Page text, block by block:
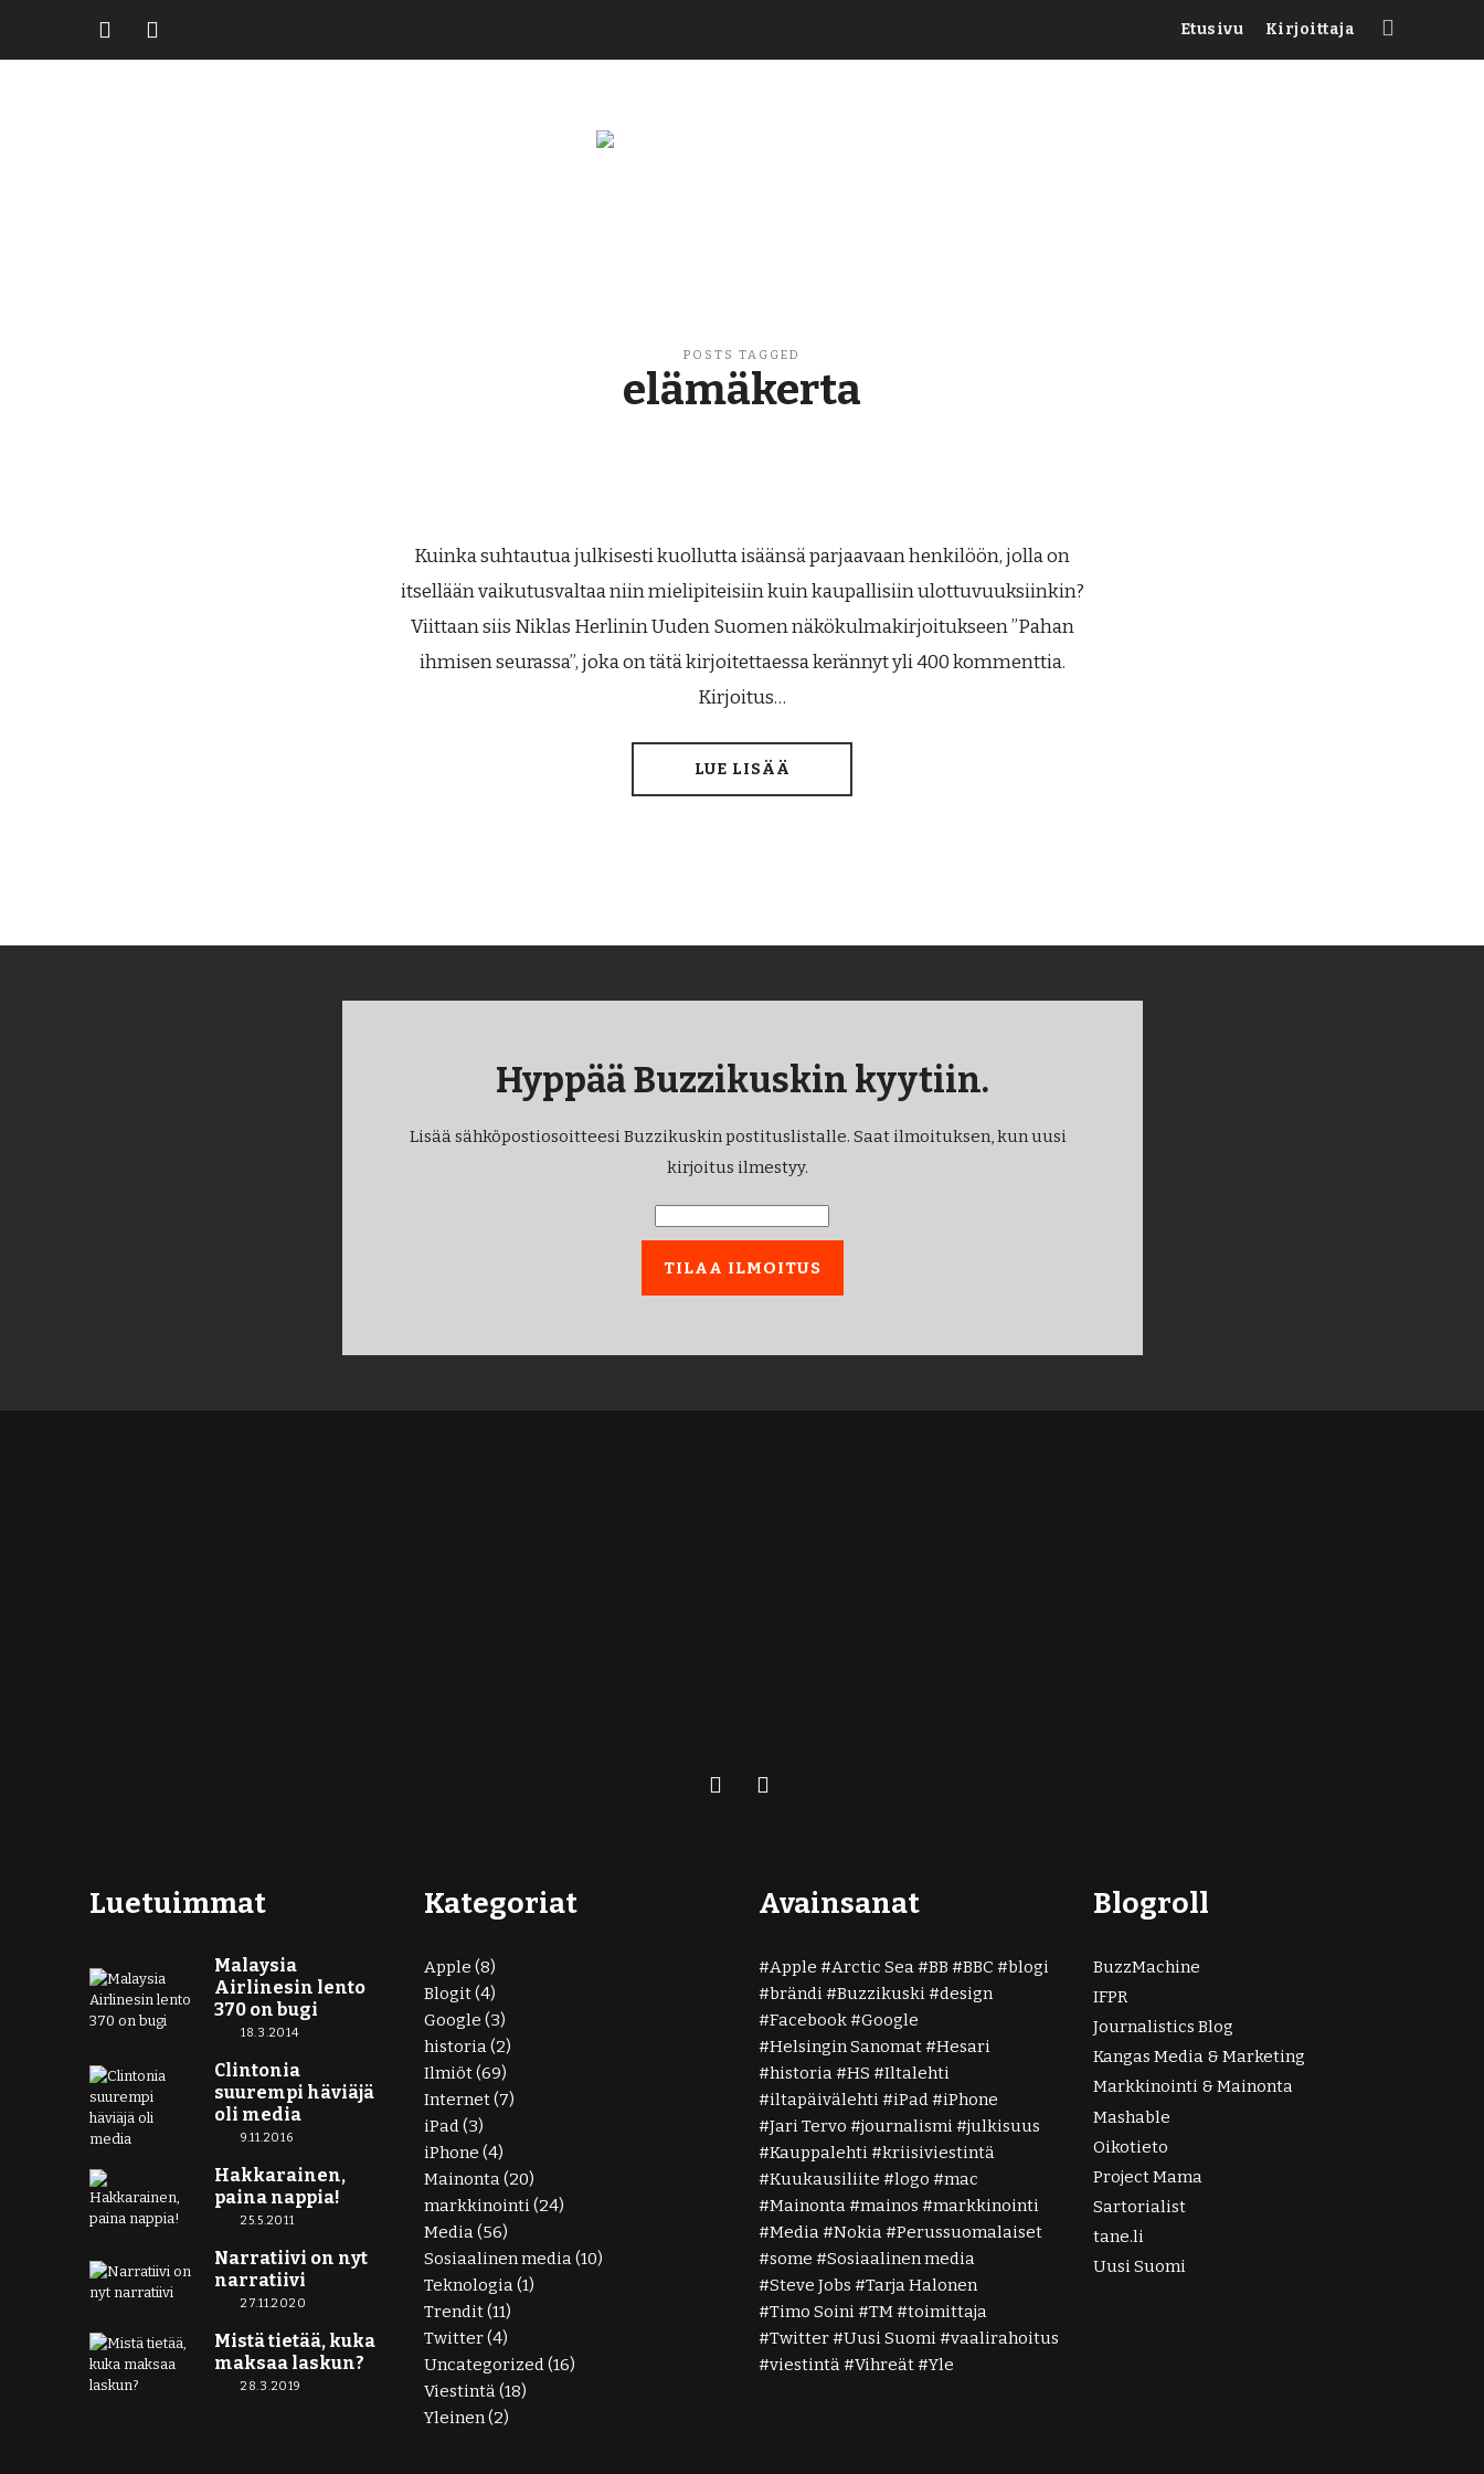
Etusivu Kirjoittaja
Buzzikuski
POSTS TAGGED
elämäkerta
Kuinka suhtautua julkisesti kuollutta isäänsä parjaavaan henkilöön, jolla on
itsellään vaikutusvaltaa niin mielipiteisiin kuin kaupallisiin ulottuvuuksiinkin?
Viittaan siis Niklas Herlinin Uuden Suomen näkökulmakirjoitukseen ”Pahan
ihmisen seurassa”, joka on tätä kirjoitettaessa kerännyt yli 400 kommenttia.
Kirjoitus…
LUE LISÄÄ
Hyppää Buzzikuskin kyytiin.
Lisää sähköpostiosoitteesi Buzzikuskin postituslistalle. Saat ilmoituksen, kun uusi
kirjoitus ilmestyy.
Luetuimmat
Malaysia
Airlinesin lento
370 on bugi
18.3.2014
Clintonia
suurempi häviäjä
oli media
9.11.2016
Hakkarainen,
paina nappia!
25.5.2011
Narratiivi on nyt
narratiivi
27.11.2020
Mistä tietää, kuka
maksaa laskun?
28.3.2019
Kategoriat
Apple (8)
Blogit(4)
Google (3)
historia (2)
Ilmiöt(69)
Internet(7)
iPad (3)
iPhone (4)
Mainonta (20)
markkinointi (24)
Media (56)
Sosiaalinen media (10)
Teknologia (1)
Trendit(11)
Twitter(4)
Uncategorized (16)
Viestintä (18)
Yleinen (2)
Avainsanat
Apple Arctic Sea BB BBC
blogi
brändi
Buzzikuski
design
Facebook
Google
Helsingin Sanomat
Hesari
historia
HS
Iltalehti
iltapäivälehti
iPad
iPhone
Jari Tervo
journalismi
julkisuus
Kauppalehti
kriisiviestintä
Kuukausiliite
logo
mac
Mainonta
mainos
markkinointi
Media
Nokia
Perussuomalaiset
some
Sosiaalinen media
Steve Jobs
Tarja Halonen
Timo Soini
TM
toimittaja
Twitter
Uusi Suomi
vaalirahoitus
viestintä
Vihreät Yle
Blogroll
BuzzMachine
IFPR
Journalistics Blog
Kangas Media & Marketing
Markkinointi & Mainonta
Mashable
Oikotieto
Project Mama
Sartorialist
tane.li
Uusi Suomi